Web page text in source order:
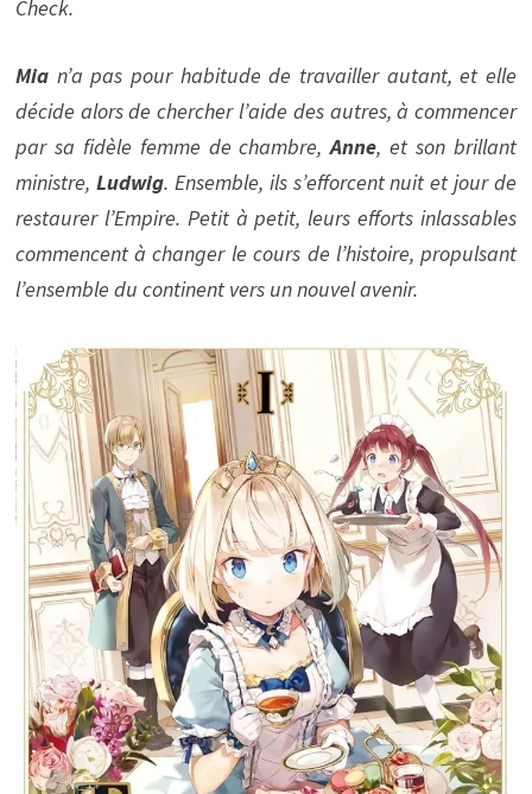
Check.
Mian’a pas pour habitude de travailler autant, et elle
décide alors de chercher l’aide des autres, à commencer
par sa fidèle femme de chambre,Anne, et son brillant
ministre, Ludwig. Ensemble, ils s’efforcent nuit et jour de
restaurer l’Empire. Petit à petit, leurs efforts inlassables
commencent à changer le cours de l’histoire, propulsant
l’ensemble du continent vers un nouvel avenir.